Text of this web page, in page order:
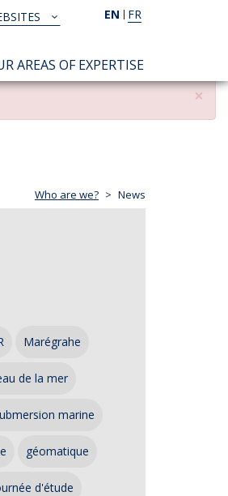
EN FR
AREAS OF EXPERTISE
×
Who are we? News
Marégrahe
de la mer
marine
géomatique
d'étude